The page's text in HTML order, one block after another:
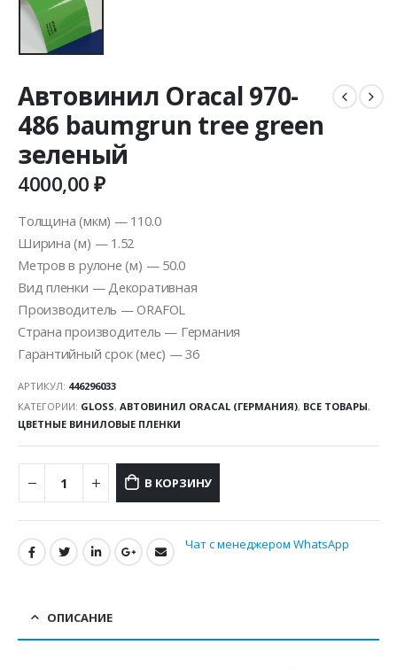
Автовинил Oracal 970-
486 baumgrun tree green
зеленый
4000,00₽
Толщина (мкм) — 110.0
Ширина (м) — 1.52
Метров в рулоне (м) — 50.0
Вид пленки — Декоративная
Производитель — ORAFOL
Страна производитель — Германия
Гарантийный срок (мес) — 36
АРТИКУЛ: 446296033
КАТЕГОРИИ: GLOSS, АВТОВИНИЛ ORACAL (ГЕРМАНИЯ), ВСЕ ТОВАРЫ,
ЦВЕТНЫЕ ВИНИЛОВЫЕ ПЛЕНКИ
В КОРЗИНУ
Чат с менеджером WhatsApp
ОПИСАНИЕ